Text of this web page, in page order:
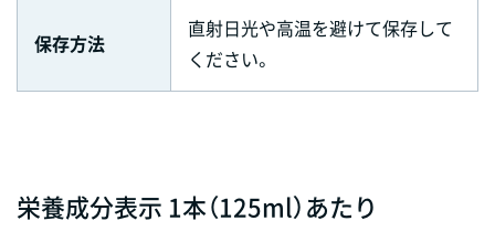
保存方法
直射日光や高温を避けて保存して
ください。
栄養成分表示 1本（125ml）あたり